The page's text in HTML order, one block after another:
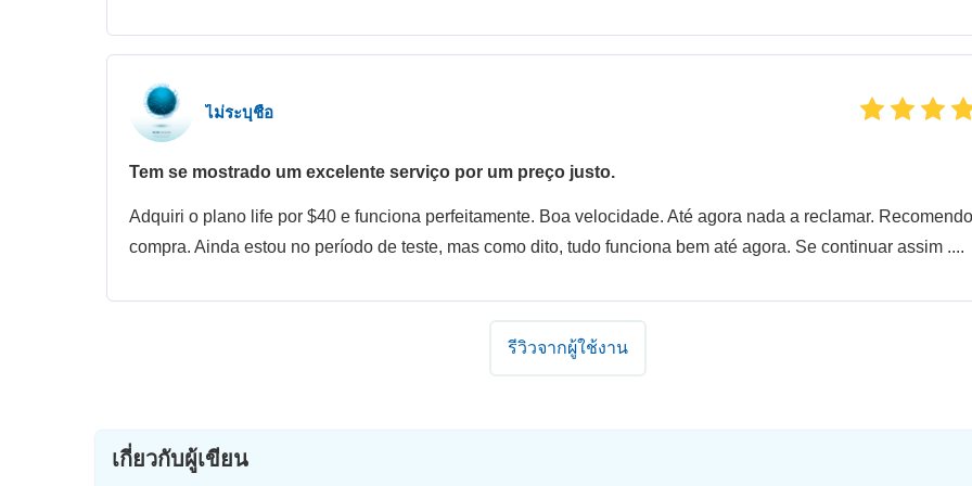
ไม่ระบุชื่อ
Tem se mostrado um excelente serviço por um preço justo.
Adquiri o plano life por $40 e funciona perfeitamente. Boa velocidade. Até agora nada a reclamar.
compra. Ainda estou no período de teste, mas como dito, tudo funciona bem até agora. Se continuar assim ....
รีวิวจากผู้ใช้งาน
เกี่ยวกับผู้เขียน